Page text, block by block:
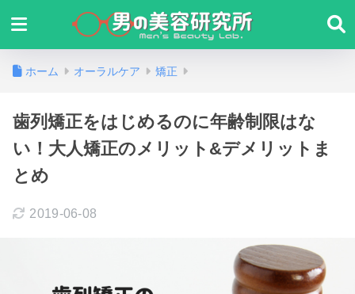
ホーム オーラルケア 矯正
歯列矯正をはじめるのに年齢制限はな
い！大人矯正のメリット&デメリットま
とめ
2019-06-08